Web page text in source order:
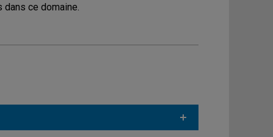
ce domaine.